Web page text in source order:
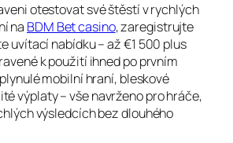
otestovat své štěstí v rychlých
na BDM Bet casino, zaregistrujte
uvítací nabídku – až €1 500 plus
k použití ihned po prvním
mobilní hraní, bleskové
výplaty – vše navrženo pro hráče,
výsledcích bez dlouhého